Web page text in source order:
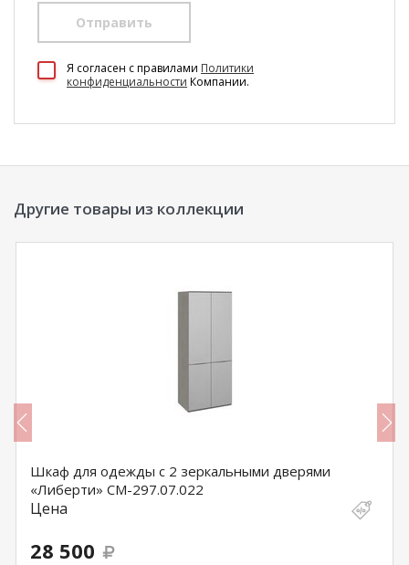
Отправить
Я согласен c правилами Политики
конфиденциальности Компании.
Другие товары из коллекции
Шкаф для одежды с 2 зеркальными дверями
«Либерти» СМ-297.07.022
Цена
28 500